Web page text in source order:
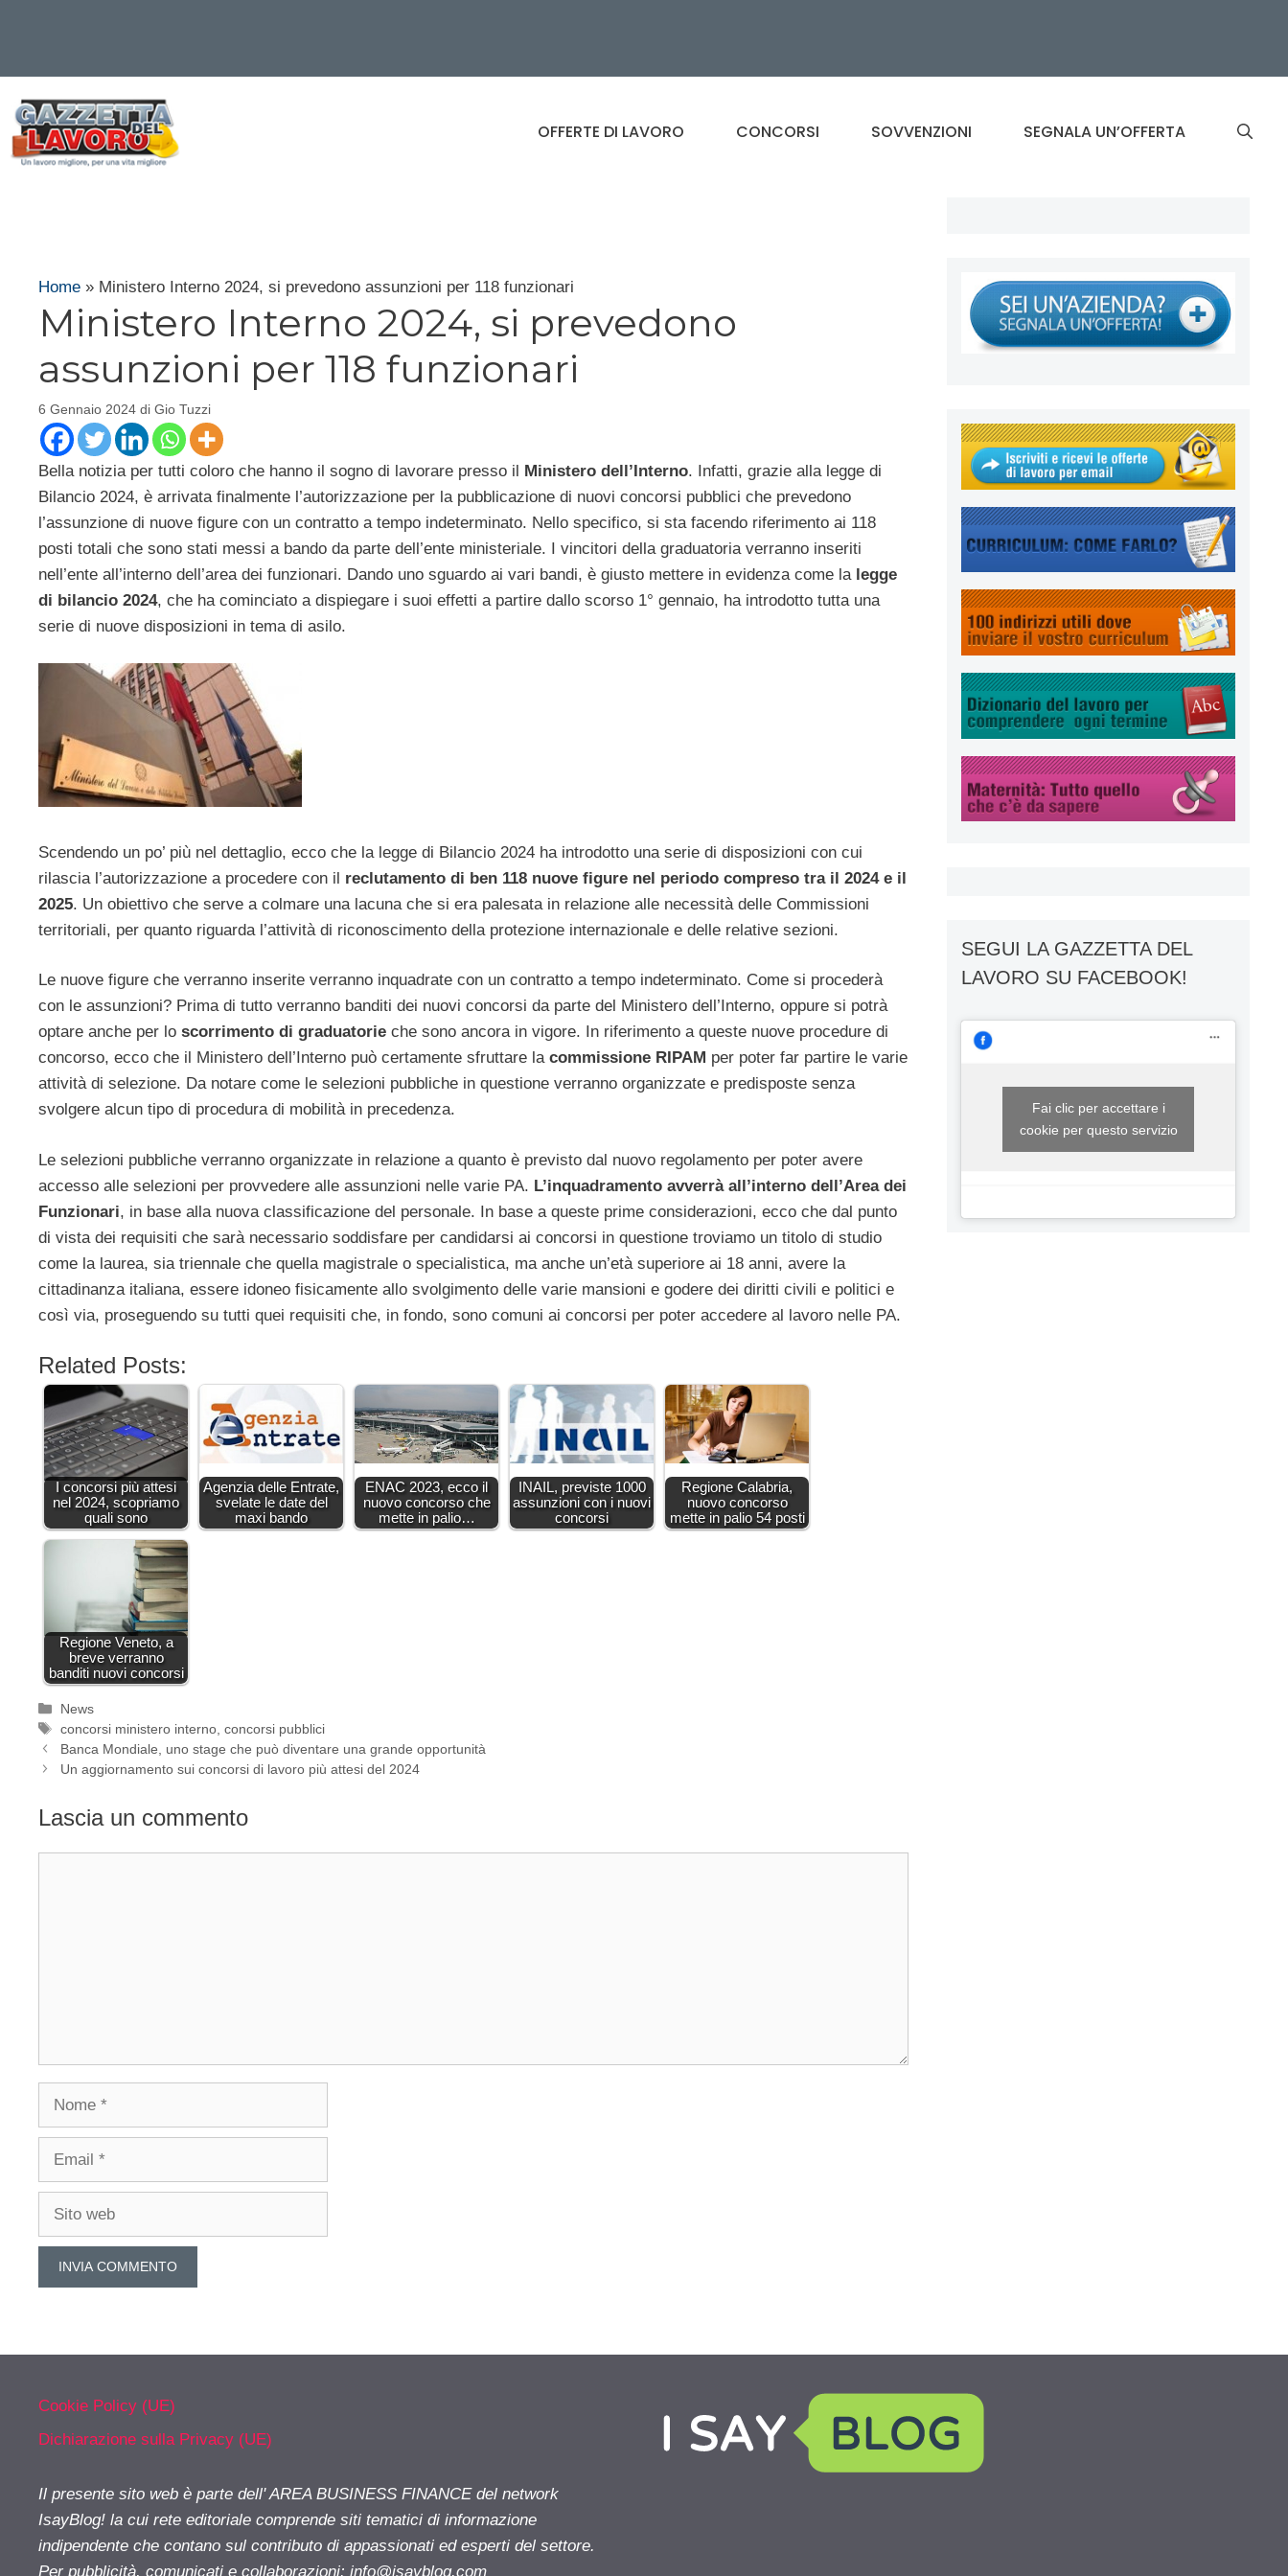
contenuto
OFFERTE DI LAVORO CONCORSI SOVVENZIONI SEGNALA UN’OFFERTA
Home » Ministero Interno 2024, si prevedono assunzioni per 118 funzionari
Ministero Interno 2024, si prevedono
assunzioni per 118 funzionari
6 Gennaio 2024 di Gio Tuzzi
Bella notizia per tutti coloro che hanno il sogno di lavorare presso il Ministero dell’Interno. Infatti, grazie alla legge di
Bilancio 2024, è arrivata finalmente l’autorizzazione per la pubblicazione di nuovi concorsi pubblici che prevedono
l’assunzione di nuove figure con un contratto a tempo indeterminato. Nello specifico, si sta facendo riferimento ai 118
posti totali che sono stati messi a bando da parte dell’ente ministeriale. I vincitori della graduatoria verranno inseriti
nell’ente all’interno dell’area dei funzionari. Dando uno sguardo ai vari bandi, è giusto mettere in evidenza come la legge
di bilancio 2024, che ha cominciato a dispiegare i suoi effetti a partire dallo scorso 1° gennaio, ha introdotto tutta una
serie di nuove disposizioni in tema di asilo.
Scendendo un po’ più nel dettaglio, ecco che la legge di Bilancio 2024 ha introdotto una serie di disposizioni con cui
rilascia l’autorizzazione a procedere con il reclutamento di ben 118 nuove figure nel periodo compreso tra il 2024 e il
2025. Un obiettivo che serve a colmare una lacuna che si era palesata in relazione alle necessità delle Commissioni
territoriali, per quanto riguarda l’attività di riconoscimento della protezione internazionale e delle relative sezioni.
Le nuove figure che verranno inserite verranno inquadrate con un contratto a tempo indeterminato. Come si procederà
con le assunzioni? Prima di tutto verranno banditi dei nuovi concorsi da parte del Ministero dell’Interno, oppure si potrà
optare anche per lo scorrimento di graduatorie che sono ancora in vigore. In riferimento a queste nuove procedure di
concorso, ecco che il Ministero dell’Interno può certamente sfruttare la commissione RIPAM per poter far partire le varie
attività di selezione. Da notare come le selezioni pubbliche in questione verranno organizzate e predisposte senza
svolgere alcun tipo di procedura di mobilità in precedenza.
Le selezioni pubbliche verranno organizzate in relazione a quanto è previsto dal nuovo regolamento per poter avere
accesso alle selezioni per provvedere alle assunzioni nelle varie PA. L’inquadramento avverrà all’interno dell’Area dei
Funzionari, in base alla nuova classificazione del personale. In base a queste prime considerazioni, ecco che dal punto
di vista dei requisiti che sarà necessario soddisfare per candidarsi ai concorsi in questione troviamo un titolo di studio
come la laurea, sia triennale che quella magistrale o specialistica, ma anche un’età superiore ai 18 anni, avere la
cittadinanza italiana, essere idoneo fisicamente allo svolgimento delle varie mansioni e godere dei diritti civili e politici e
così via, proseguendo su tutti quei requisiti che, in fondo, sono comuni ai concorsi per poter accedere al lavoro nelle PA.
Related Posts:
I concorsi più attesi
nel 2024, scopriamo
quali sono
Agenzia delle Entrate,
svelate le date del
maxi bando
ENAC 2023, ecco il
nuovo concorso che
mette in palio…
INAIL, previste 1000
assunzioni con i nuovi
concorsi
Regione Calabria,
nuovo concorso
mette in palio 54 posti
Regione Veneto, a
breve verranno
banditi nuovi concorsi
Categorie
News
Tag
concorsi ministero interno ,concorsi pubblici
Banca Mondiale, uno stage che può diventare una grande opportunità
Un aggiornamento sui concorsi di lavoro più attesi del 2024
Lascia un commento
SEGUI LA GAZZETTA DEL
LAVORO SU FACEBOOK!
Fai clic per accettare i
cookie per questo servizio
Cookie Policy (UE)
Dichiarazione sulla Privacy (UE)
Il presente sito web è parte dell' AREA BUSINESS FINANCE del network
IsayBlog! la cui rete editoriale comprende siti tematici di informazione
indipendente che contano sul contributo di appassionati ed esperti del settore.
Per pubblicità, comunicati e collaborazioni: info@isayblog.com